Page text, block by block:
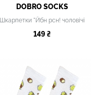
DOBRO SOCKS
Шкарпетки "Йбн рсн! чоловічі
149 ₴